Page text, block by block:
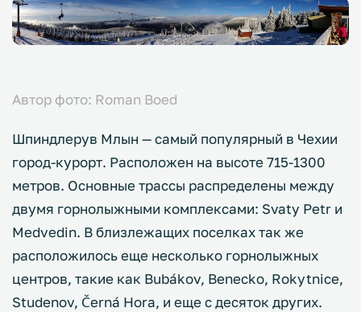
Автор фото: Roman Boed
Шпиндлерув Млын — самый популярный в Чехии
город-курорт. Расположен на высоте 715-1300
метров. Основные трассы распределены между
двумя горнолыжными комплексами: Svaty Petr и
Medvedin. В близлежащих поселках так же
расположилось еще несколько горнолыжных
центров, такие как Bubákov, Benecko, Rokytnice,
Studenov, Černá Hora, и еще с десяток других.